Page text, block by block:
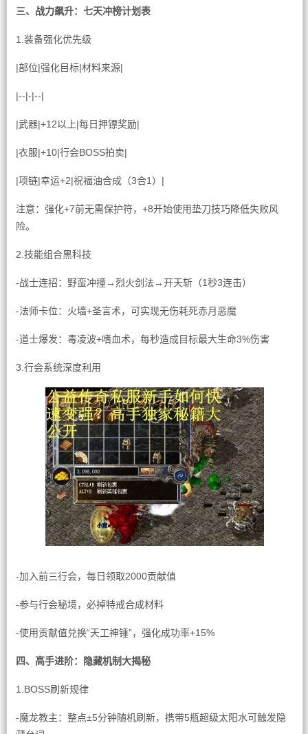
三、战力飙升：七天冲榜计划表
1.装备强化优先级
|部位|强化目标|材料来源|
|--|-|--|
|武器|+12以上|每日押镖奖励|
|衣服|+10|行会BOSS拍卖|
|项链|幸运+2|祝福油合成（3合1）|
注意：强化+7前无需保护符，+8开始使用垫刀技巧降低失败风
险。
2.技能组合黑科技
-战士连招：野蛮冲撞→烈火剑法→开天斩（1秒3连击）
-法师卡位：火墙+圣言术，可实现无伤耗死赤月恶魔
-道士爆发：毒凌波+嗜血术，每秒造成目标最大生命3%伤害
3.行会系统深度利用
-加入前三行会，每日领取2000贡献值
-参与行会秘境，必掉特戒合成材料
-使用贡献值兑换“天工神锤”，强化成功率+15%
四、高手进阶：隐藏机制大揭秘
1.BOSS刷新规律
-魔龙教主：整点±5分钟随机刷新，携带5瓶超级太阳水可触发隐